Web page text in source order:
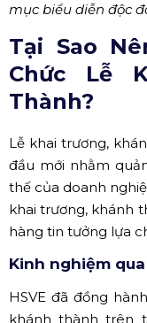
mục biểu diễn độc
Tại Sao
Chức Lễ
Thành?
Lễ khai trương,
đầu mới nhằm
thế của doanh
khai trương, khánh
hàng tin tưởng lựa
Kinh nghiệm
HSVE đã đồng
khánh thành trên